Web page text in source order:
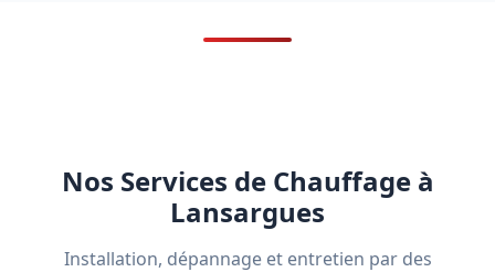
Nos Services de Chauffage à
Lansargues
Installation, dépannage et entretien par des